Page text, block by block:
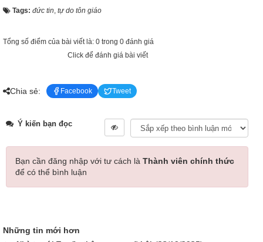
Tags: đức tin, tự do tôn giáo
Tổng số điểm của bài viết là: 0 trong 0 đánh giá
Click để đánh giá bài viết
Chia sẻ: Facebook Tweet
Ý kiến bạn đọc
Bạn cần đăng nhập với tư cách là Thành viên chính thức
để có thể bình luận
Những tin mới hơn